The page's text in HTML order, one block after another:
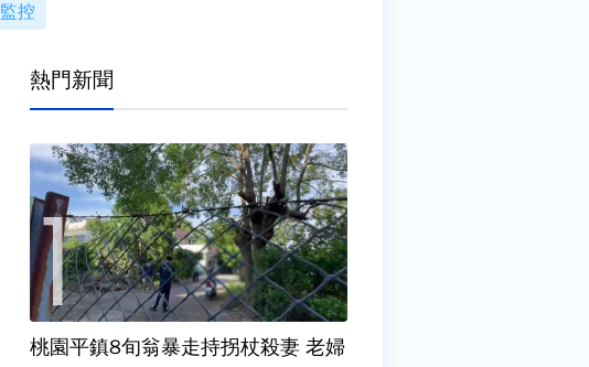
監控
熱門新聞
桃園平鎮8旬翁暴走持拐杖殺妻 老婦